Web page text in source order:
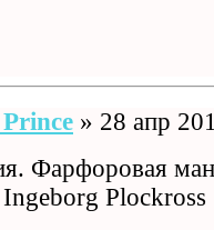
» 28 апр
Фарфоровая
Plockross